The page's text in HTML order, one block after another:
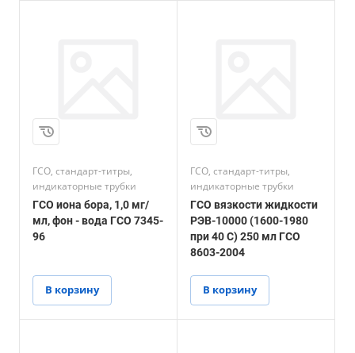
ГСО, стандарт-титры,
индикаторные трубки
ГСО иона бора, 1,0 мг/
мл, фон - вода ГСО 7345-
96
В корзину
ГСО, стандарт-титры,
индикаторные трубки
ГСО вязкости жидкости
РЭВ-10000 (1600-1980
при 40 С) 250 мл ГСО
8603-2004
В корзину